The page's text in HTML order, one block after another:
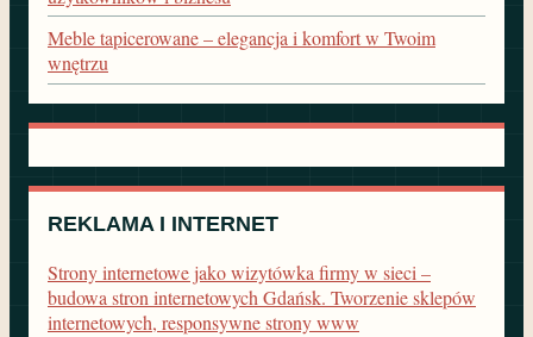
Meble tapicerowane – elegancja i komfort w Twoim
wnętrzu
REKLAMA I INTERNET
Strony internetowe jako wizytówka firmy w sieci –
budowa stron internetowych Gdańsk. Tworzenie sklepów
internetowych, responsywne strony www